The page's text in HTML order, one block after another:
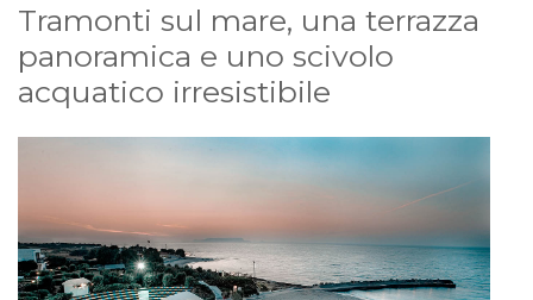
Tramonti sul mare, una terrazza
panoramica e uno scivolo
acquatico irresistibile